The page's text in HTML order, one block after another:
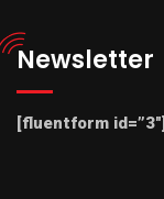
Newsletter
[fluentform id=”3″]